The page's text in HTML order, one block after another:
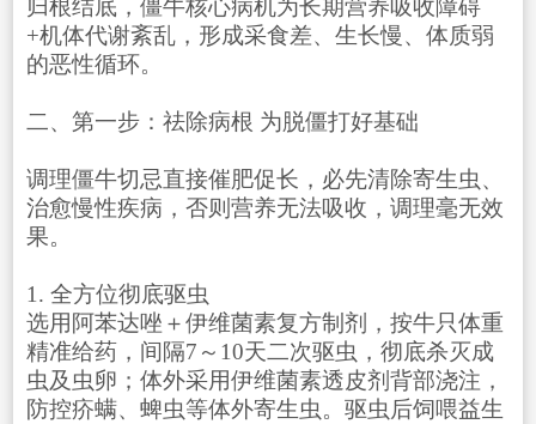
归根结底，僵牛核心病机为长期营养吸收障碍
+机体代谢紊乱，形成采食差、生长慢、体质弱
的恶性循环。
二、第一步：祛除病根 为脱僵打好基础
调理僵牛切忌直接催肥促长，必先清除寄生虫、
治愈慢性疾病，否则营养无法吸收，调理毫无效
果。
1. 全方位彻底驱虫
选用阿苯达唑＋伊维菌素复方制剂，按牛只体重
精准给药，间隔7～10天二次驱虫，彻底杀灭成
虫及虫卵；体外采用伊维菌素透皮剂背部浇注，
防控疥螨、蜱虫等体外寄生虫。驱虫后饲喂益生